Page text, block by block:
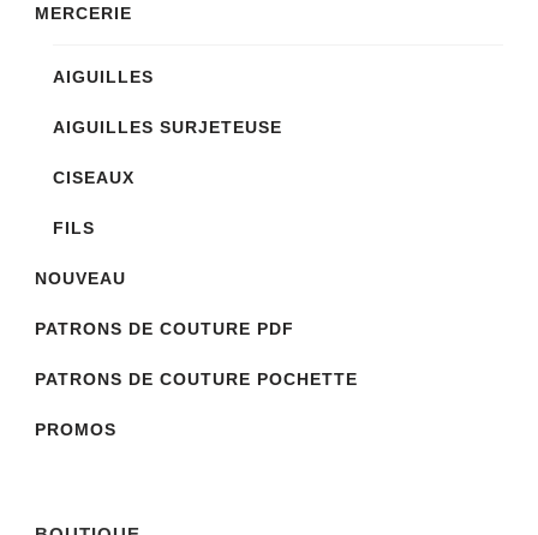
MERCERIE
AIGUILLES
AIGUILLES SURJETEUSE
CISEAUX
FILS
NOUVEAU
PATRONS DE COUTURE PDF
PATRONS DE COUTURE POCHETTE
PROMOS